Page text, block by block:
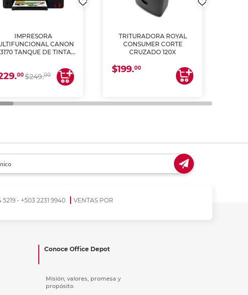
IMPRESORA
CANON
TANQUE DE TINTA
00$249.00
TRITURADORA ROYAL
CONSUMER CORTE
CRUZADO 120X
$199.00
- +503 2231 9940
VENTAS POR
Conoce Office Depot
Misión, valores, promesa y
propósito